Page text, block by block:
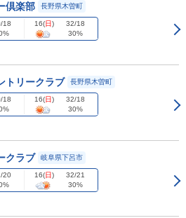
倶楽部
長野県木曽町
18
16(日)
32/18
30%
トリークラブ
長野県木曽町
18
16(日)
32/18
30%
クラブ
岐阜県下呂市
20
16(日)
32/21
30%